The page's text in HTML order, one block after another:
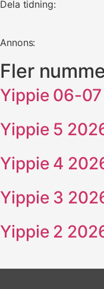
Dela tidning:
Annons:
Fler
Yippie 06-
Yippie 5
Yippie 4
Yippie 3
Yippie 2